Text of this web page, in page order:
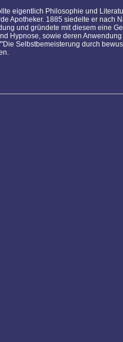
eigentlich Philosophie und
Apotheker. 1885 siedelte er nach
und gründete mit diesem eine
Hypnose, sowie deren
Selbstbemeisterung durch